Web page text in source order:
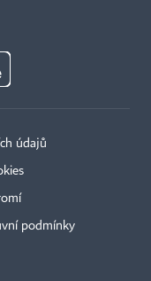
údajů
podmínky